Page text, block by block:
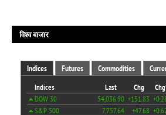
विश्व बाजार